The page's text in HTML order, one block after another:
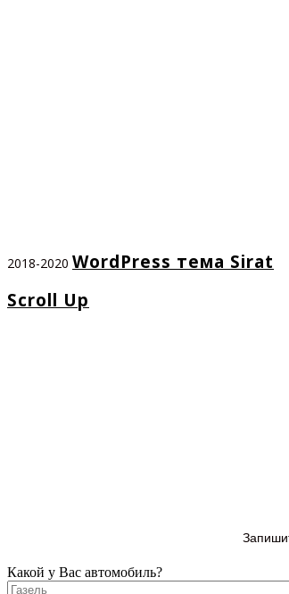
2018-2020 WordPress тема Sirat
Scroll Up
Какой у Вас автомобиль?